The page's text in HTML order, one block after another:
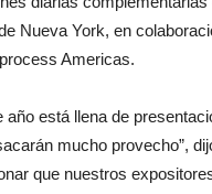
Nueva York, en
Americas.
año está llena de
mucho provecho”,
que nuestros